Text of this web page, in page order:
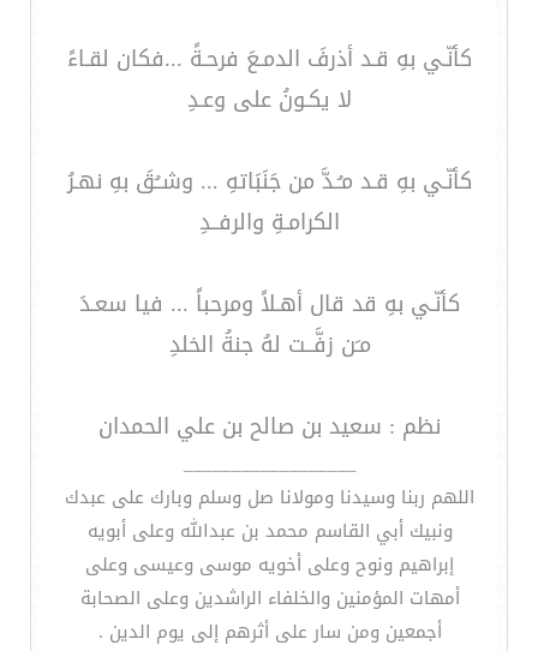
كأنّـي بهِ قـد أذرفَ الدمـعَ فرحـةً ...فكان لقـاءً
لا يكـونُ على وعـدِ
كأنّـي بهِ قـد مـُـدَّ من جَنَبَاتهِ ... وشــُقَ بهِ نهـرُ
الكرامـةِ والرفــدِ
كأنّـي بهِ قد قال أهـلاً ومرحباً ... فيا سعـدَ
مـَن زفَّــت لهُ جنةُ الخلدِ
نظم : سعيد بن صالح بن علي الحمدان
__________________
اللهم ربنا وسيدنا ومولانا صل وسلم وبارك على عبدك
ونبيك أبي القاسم محمد بن عبدالله وعلى أبويه
إبراهيم ونوح وعلى أخويه موسى وعيسى وعلى
أمهات المؤمنين والخلفاء الراشدين وعلى الصحابة
أجمعين ومن سار على أثرهم إلى يوم الدين .